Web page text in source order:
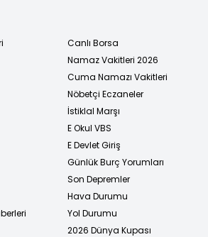
Canlı Borsa
Namaz Vakitleri 2026
Cuma Namazı Vakitleri
Nöbetçi Eczaneler
İstiklal Marşı
E Okul VBS
E Devlet Giriş
Günlük Burç Yorumları
Son Depremler
Hava Durumu
Yol Durumu
2026 Dünya Kupası